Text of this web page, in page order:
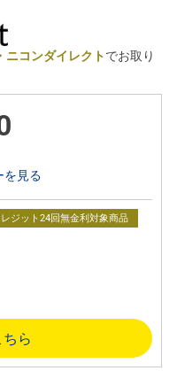
ニコンダイレクトでお取り
を見る
ジット24回無金利対象商品
ら